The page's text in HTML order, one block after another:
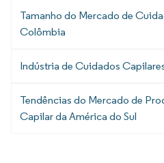
Tamanho do Mercado de
Colômbia
Indústria de Cuidados
Tendências do Mercado de
Capilar da América do Sul